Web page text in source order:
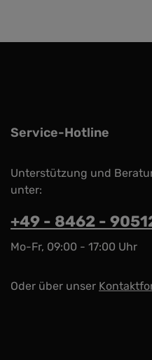
Service-Hotline
Unterstützung und
unter:
+49 - 8462 -
Mo-Fr, 09:00 - 17:00 Uhr
Oder über unser